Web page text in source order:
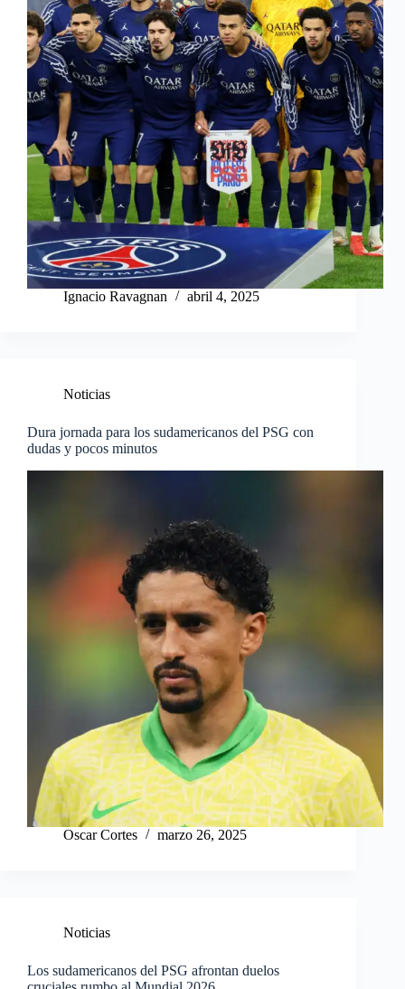
Ignacio Ravagnan abril 4, 2025
Noticias
Dura jornada para los sudamericanos del PSG con
dudas y pocos minutos
Oscar Cortes marzo 26, 2025
Noticias
Los sudamericanos del PSG afrontan duelos